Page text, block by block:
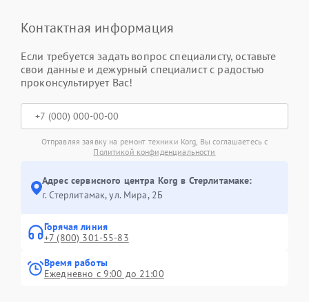
Контактная информация
Если требуется задать вопрос специалисту, оставьте
свои данные и дежурный специалист с радостью
проконсультирует Вас!
Отправляя заявку на ремонт техники Korg, Вы соглашаетесь с
Политикой конфиденциальности
Адрес сервисного центра Korg в Стерлитамаке:
г. Стерлитамак, ул. Мира, 2Б
Горячая линия
+7 (800) 301-55-83
Время работы
Ежедневно с 9:00 до 21:00